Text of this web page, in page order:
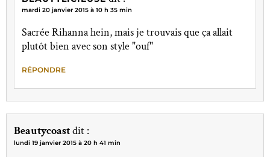
mardi 20 janvier 2015 à 10 h 35 min
Sacrée Rihanna hein, mais je trouvais que ça allait
plutôt bien avec son style "ouf"
RÉPONDRE
Beautycoastdit :
lundi 19 janvier 2015 à 20 h 41 min